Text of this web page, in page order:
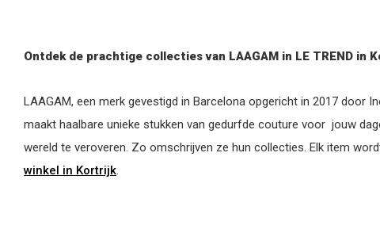
Ontdek de prachtige collecties van LAAGAM in LE TREND in
LAAGAM, een merk gevestigd in Barcelona opgericht in 2017 door
maakt haalbare unieke stukken van gedurfde couture voor jouw
wereld te veroveren. Zo omschrijven ze hun collecties. Elk item
winkel in Kortrijk.